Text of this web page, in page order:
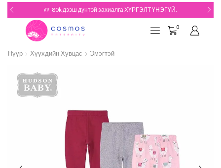
80k дээш дүнтэй захиалга ХҮРГЭЛТ ҮНЭГҮЙ.
0
Нүүр Хүүхдийн Хувцас Эмэгтэй